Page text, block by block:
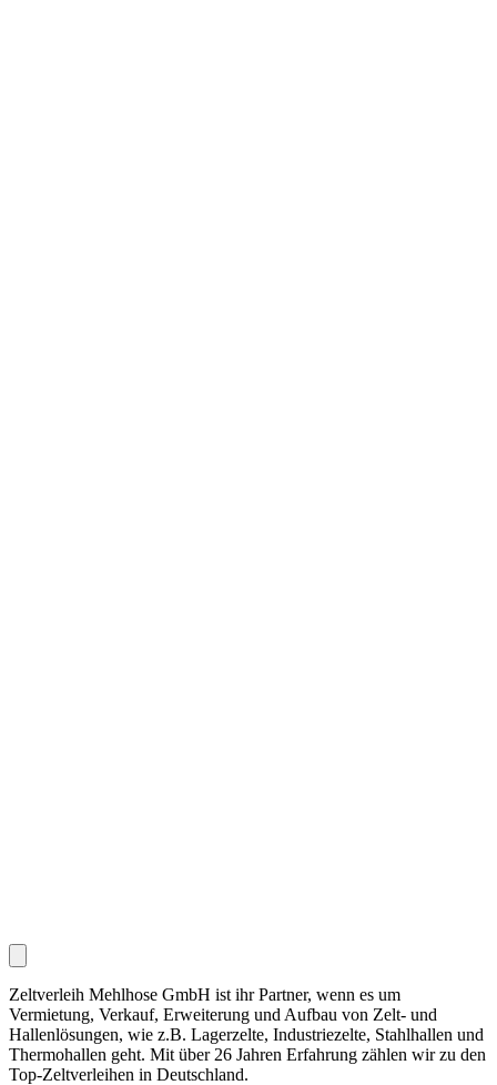
Zeltverleih Mehlhose GmbH ist ihr Partner, wenn es um
Vermietung, Verkauf, Erweiterung und Aufbau von Zelt- und
Hallenlösungen, wie z.B. Lagerzelte, Industriezelte, Stahlhallen und
Thermohallen geht. Mit über 26 Jahren Erfahrung zählen wir zu den
Top-Zeltverleihen in Deutschland.